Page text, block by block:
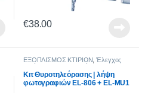
€38.00
ΕΞΟΠΛΙΣΜΟΣ ΚΤΙΡΙΩΝ ,Έλεγχος
Εισόδου
Θυροτηλεoράσεις
Κιτ Θυροτηλεόρασης | λήψη
φωτογραφιών EL-806 + EL-MU1